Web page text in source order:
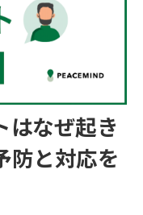
はなぜ起き
防と対応を